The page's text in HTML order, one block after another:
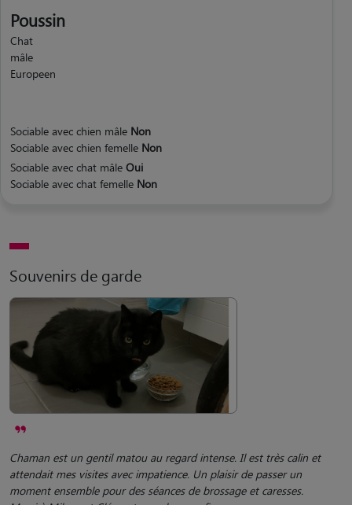
Poussin
Chat
mâle
Europeen
Sociable avec chien mâle Non
Sociable avec chien femelle Non
Sociable avec chat mâle Oui
Sociable avec chat femelle Non
Souvenirs de garde
Chaman est un gentil matou au regard intense. Il est très calin et
attendait mes visites avec impatience. Un plaisir de passer un
moment ensemble pour des séances de brossage et caresses.